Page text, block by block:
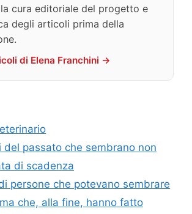
cura editoriale del progetto e
degli articoli prima della
di Elena Franchini →
del passato che sembrano non
di scadenza
persone che potevano sembrare
che, alla fine, hanno fatto